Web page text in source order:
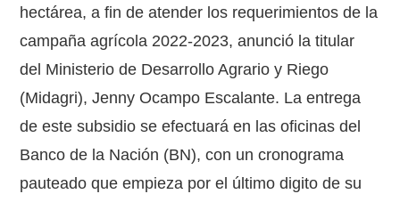
hectárea, a fin de atender los requerimientos de la
campaña agrícola 2022-2023, anunció la titular
del Ministerio de Desarrollo Agrario y Riego
(Midagri), Jenny Ocampo Escalante. La entrega
de este subsidio se efectuará en las oficinas del
Banco de la Nación (BN), con un cronograma
pauteado que empieza por el último digito de su